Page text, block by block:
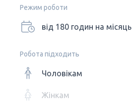
Режим роботи
від 180 годин на місяць
Робота підходить
Чоловікам
Жінкам